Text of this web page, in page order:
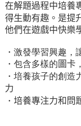
在解題過程中培養
得生動有趣。是提
他們在遊戲中快樂
・激發學習興趣，
・包含多樣的 圖卡
・培養孩子的創造
力
・ 培養專注力和問